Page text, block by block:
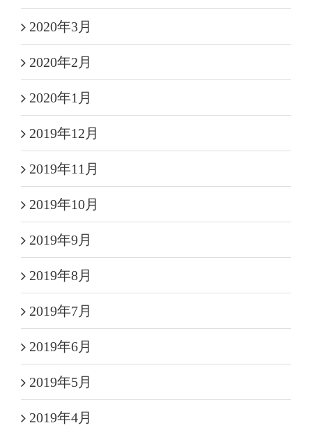
2020年3月
2020年2月
2020年1月
2019年12月
2019年11月
2019年10月
2019年9月
2019年8月
2019年7月
2019年6月
2019年5月
2019年4月